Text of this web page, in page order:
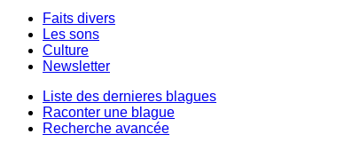
Faits divers
Les sons
Culture
Newsletter
Liste des dernieres blagues
Raconter une blague
Recherche avancée